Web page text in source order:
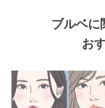
ブルベに
お